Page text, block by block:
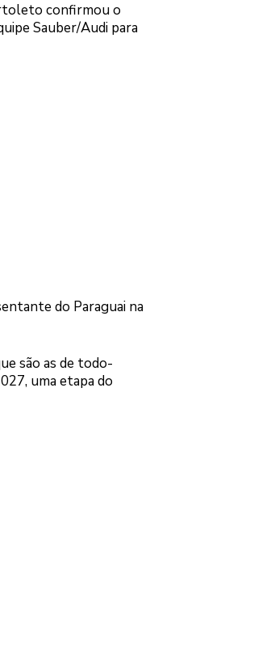
confirmou o
Sauber/Audi para
do Paraguai na
são as de todo-
uma etapa do